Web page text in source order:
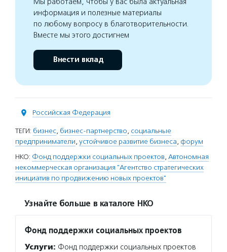
информация и полезные материалы
по любому вопросу в благотворительности.
Вместе мы этого достигнем
Внести вклад
Российская Федерация
ТЕГИ: бизнес, бизнес-партнерство, социальные
предприниматели, устойчивое развитие бизнеса, форум
НКО: Фонд поддержки социальных проектов, Автономная
некоммерческая организация "Агентство стратегических
инициатив по продвижению новых проектов"
Узнайте больше в каталоге НКО
Фонд поддержки социальных проектов
Услуги: Фонд поддержки социальных проектов